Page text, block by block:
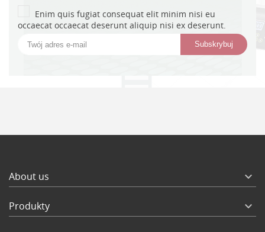
Enim quis fugiat consequat elit minim nisi eu
occaecat occaecat deserunt aliquip nisi ex deserunt.
About us 
Produkty 